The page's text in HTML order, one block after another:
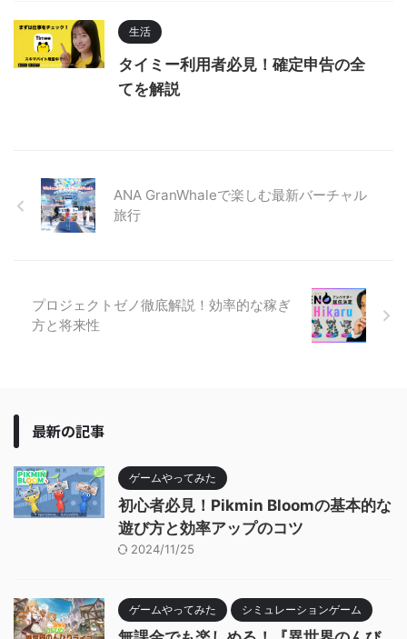
生活
タイミー利用者必見！確定申告の全
てを解説
ANA GranWhaleで楽しむ最新バーチャル
旅行
プロジェクトゼノ徹底解説！効率的な稼ぎ
方と将来性
最新の記事
ゲームやってみた
初心者必見！Pikmin Bloomの基本的な
遊び方と効率アップのコツ
2024/11/25
ゲームやってみた シミュレーションゲーム